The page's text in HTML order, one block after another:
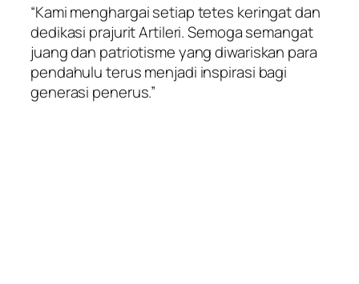
“Kami menghargai setiap tetes keringat dan
dedikasi prajurit Artileri. Semoga semangat
juang dan patriotisme yang diwariskan para
pendahulu terus menjadi inspirasi bagi
generasi penerus.”